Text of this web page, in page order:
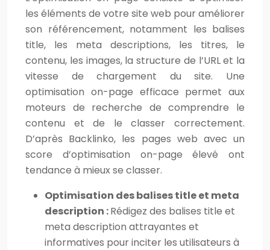
les éléments de votre site web pour améliorer
son référencement, notamment les balises
title, les meta descriptions, les titres, le
contenu, les images, la structure de l’URL et la
vitesse de chargement du site. Une
optimisation on-page efficace permet aux
moteurs de recherche de comprendre le
contenu et de le classer correctement.
D’après Backlinko, les pages web avec un
score d’optimisation on-page élevé ont
tendance à mieux se classer.
Optimisation des balises title et meta
description :Rédigez des balises title et
meta description attrayantes et
informatives pour inciter les utilisateurs à